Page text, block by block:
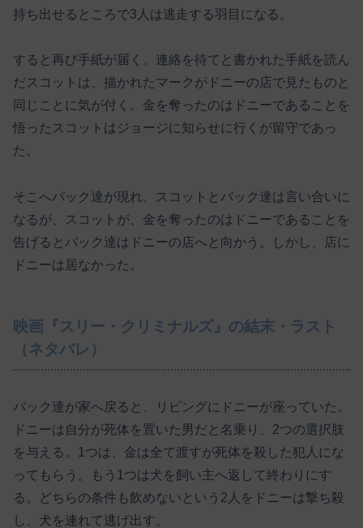
持ち出せるところで3人は逃走する羽目になる。
すると再び手紙が届く。連絡を待てと書かれた手紙を読ん
だスコットは、描かれたマークがドニーの店で見たものと
同じことに気が付く。金を奪ったのはドニーであることを
悟ったスコットはジョージに知らせに行くが留守であっ
た。
そこへバック達が現れ、スコットとバック達は言い合いに
なるが、スコットが、金を奪ったのはドニーであることを
告げるとバック達はドニーの店へと向かう。しかし、店に
ドニーは居なかった。
映画『スリー・クリミナルズ』の結末・ラスト
（ネタバレ）
バック達が家へ戻ると、リビングにドニーが座っていた。
ドニーは自分が死体を置いた男だと名乗り、2つの選択肢
を与える。1つは、金は全て渡すが死体を殺した犯人にな
ってもらう。もう1つは犬を飼い主へ返して終わりにす
る。どちらの条件も飲めないという2人をドニーは撃ち殺
し、犬を連れて逃げ出す。